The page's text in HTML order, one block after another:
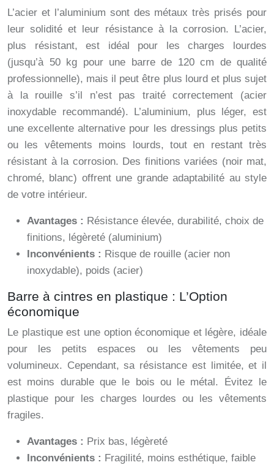
L’acier et l’aluminium sont des métaux très prisés pour
leur solidité et leur résistance à la corrosion. L’acier,
plus résistant, est idéal pour les charges lourdes
(jusqu’à 50 kg pour une barre de 120 cm de qualité
professionnelle), mais il peut être plus lourd et plus sujet
à la rouille s’il n’est pas traité correctement (acier
inoxydable recommandé). L’aluminium, plus léger, est
une excellente alternative pour les dressings plus petits
ou les vêtements moins lourds, tout en restant très
résistant à la corrosion. Des finitions variées (noir mat,
chromé, blanc) offrent une grande adaptabilité au style
de votre intérieur.
Avantages : Résistance élevée, durabilité, choix de
finitions, légèreté (aluminium)
Inconvénients : Risque de rouille (acier non
inoxydable), poids (acier)
Barre à cintres en plastique : L’Option
économique
Le plastique est une option économique et légère, idéale
pour les petits espaces ou les vêtements peu
volumineux. Cependant, sa résistance est limitée, et il
est moins durable que le bois ou le métal. Évitez le
plastique pour les charges lourdes ou les vêtements
fragiles.
Avantages : Prix bas, légèreté
Inconvénients : Fragilité, moins esthétique, faible